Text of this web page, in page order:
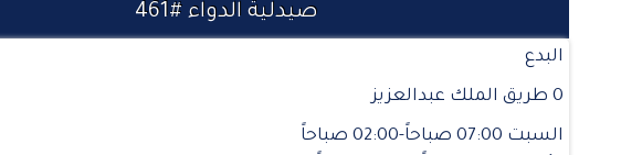
صيدلية الدواء #461
البدع
0 طريق الملك عبدالعزيز
السبت 07:00 صباحاً-02:00 صباحاً